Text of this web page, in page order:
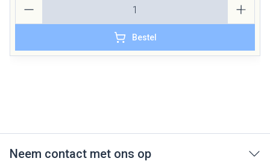
Bestel
Neem contact met ons op